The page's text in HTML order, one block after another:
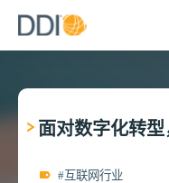
面对数字化转型
#互联网行业